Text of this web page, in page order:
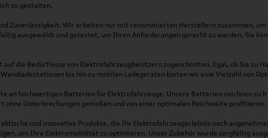
zu gestalten.
Zuverlässigkeit. Wir arbeiten nur mit renommierten Herstellern zusammen,
ausgewählt und getestet, um Ihren Anforderungen gerecht zu werden. Sie
die Bedürfnisse von Elektrofahrzeugbesitzern zugeschnitten. Egal, ob Sie zu
Wandladestationen bis hin zu mobilen Ladegeräten bieten wir eine Vielzahl von
an hochwertigen Batterien für Elektrofahrzeuge. Unsere Batterien zeichnen
ohne Unterbrechungen genießen und von einer optimalen Reichweite profitieren.
und innovative Produkte, die Ihr Elektrofahrzeugerlebnis noch
um Ihre Elektromobilität zu optimieren. Unser Zubehör wurde sorgfältig